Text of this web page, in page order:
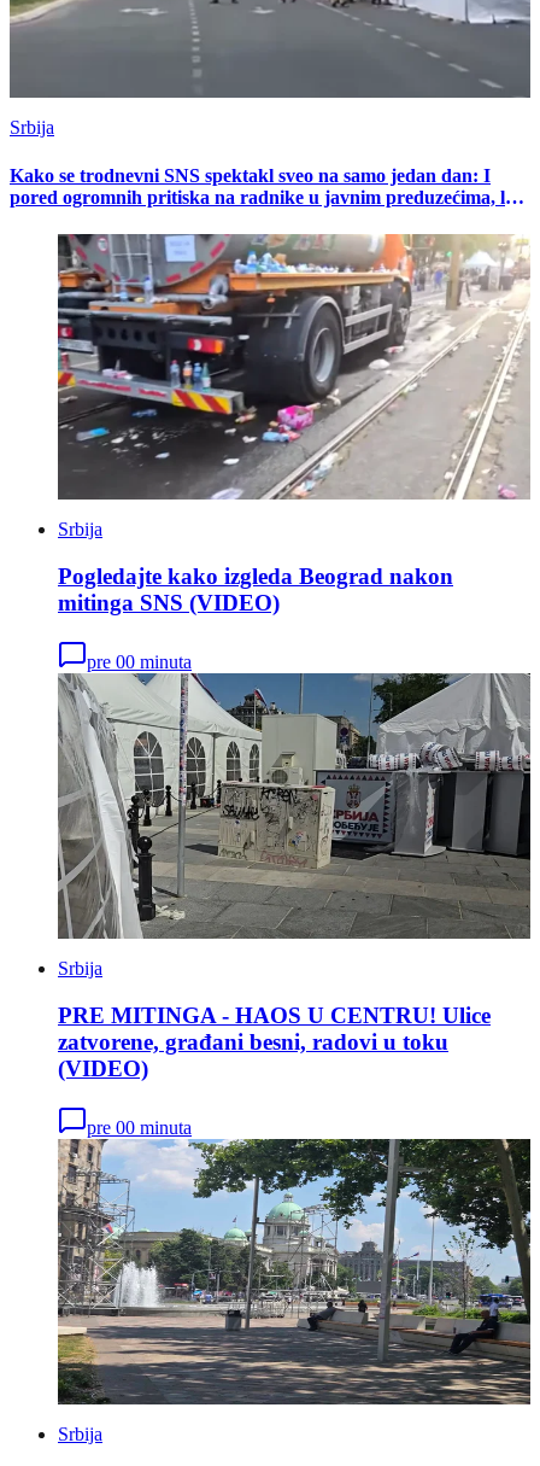
Srbija
Kako se trodnevni SNS spektakl sveo na samo jedan dan: I
pored ogromnih pritiska na radnike u javnim preduzećima, loš
Srbija
Pogledajte kako izgleda Beograd nakon
mitinga SNS (VIDEO)
pre 00 minuta
Srbija
PRE MITINGA - HAOS U CENTRU! Ulice
zatvorene, građani besni, radovi u toku
(VIDEO)
pre 00 minuta
Srbija